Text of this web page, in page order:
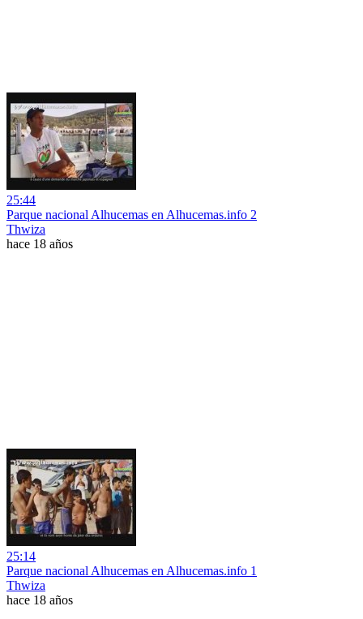
25:44
Parque nacional Alhucemas en Alhucemas.info 2
Thwiza
hace 18 años
25:14
Parque nacional Alhucemas en Alhucemas.info 1
Thwiza
hace 18 años